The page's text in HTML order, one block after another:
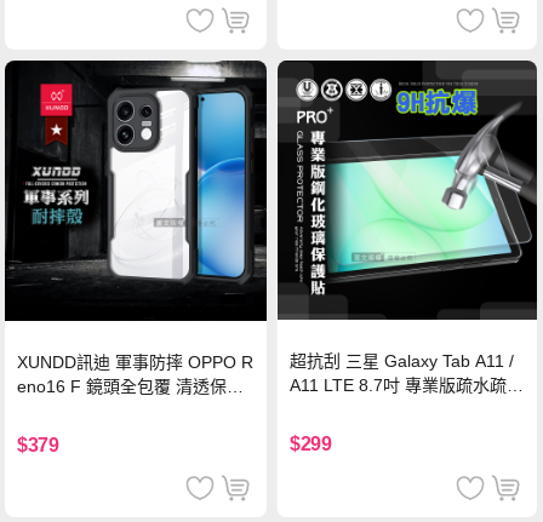
XUNDD訊迪 軍事防摔 OPPO R
eno16 F 鏡頭全包覆 清透保護
$379
超抗刮 三星 Galaxy Tab A11 /
A11 LTE 8.7吋 專業版疏水疏油
$299